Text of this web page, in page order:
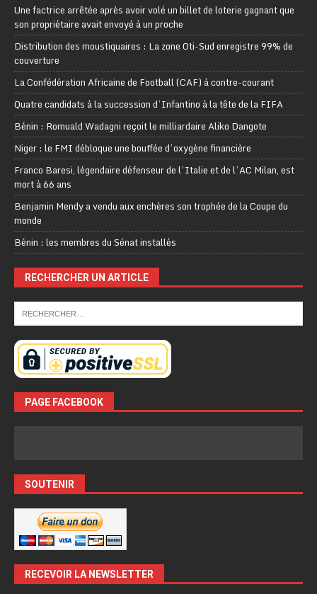
Une factrice arrêtée après avoir volé un billet de loterie gagnant que
son propriétaire avait envoyé à un proche
Distribution des moustiquaires : La zone Oti-Sud enregistre 99% de
couverture
La Confédération Africaine de Football (CAF) à contre-courant
Quatre candidats à la succession d’Infantino à la tête de la FIFA
Bénin : Romuald Wadagni reçoit le milliardaire Aliko Dangote
Niger : le FMI débloque une bouffée d’oxygène financière
Franco Baresi, légendaire défenseur de l’Italie et de l’AC Milan, est
mort à 66 ans
Benjamin Mendy a vendu aux enchères son trophée de la Coupe du
monde
Bénin : les membres du Sénat installés
RECHERCHER UN ARTICLE
PAGE FACEBOOK
SOUTENIR
RECEVOIR LA NEWSLETTER